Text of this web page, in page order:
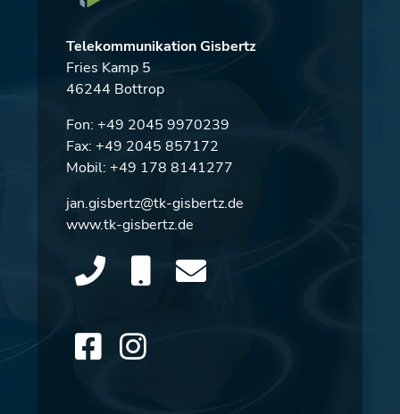
Telekommunikation Gisbertz
Fries Kamp 5
46244 Bottrop
Fon: +49 2045 9970239
Fax: +49 2045 857172
Mobil: +49 178 8141277
jan.gisbertz@tk-gisbertz.de
www.tk-gisbertz.de